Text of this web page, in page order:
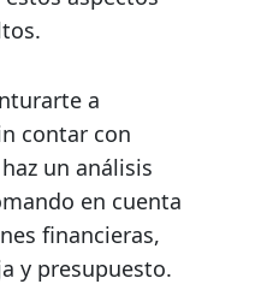
a
contar con
un análisis
en cuenta
financieras,
y presupuesto.